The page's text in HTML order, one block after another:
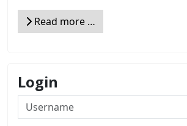
Read more …
Login
Username